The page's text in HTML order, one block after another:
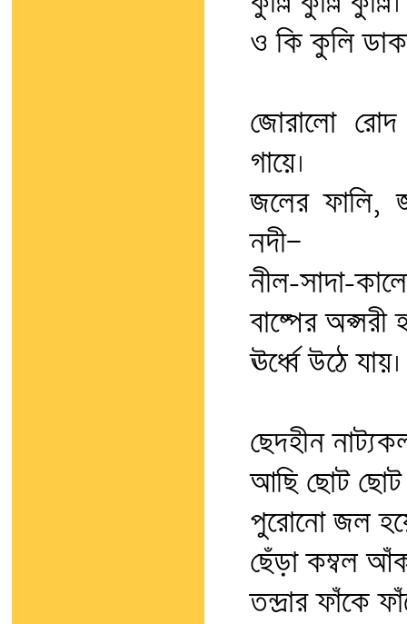
ও কি কুলি
জোরালো
গায়ে।
জলের ফালি,
নদী—
নীল-সাদা-
বাষ্পের অপ্সরী
ঊর্ধ্বে উঠে
ছেদহীন
আছি ছোট ছোট
পুরোনো জল
ছেঁড়া কম্বল
তন্দ্রার ফাঁকে